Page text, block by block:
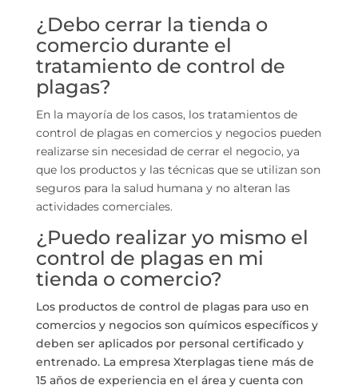
¿Debo cerrar la tienda o
comercio durante el
tratamiento de control de
plagas?
En la mayoría de los casos, los tratamientos de
control de plagas en comercios y negocios pueden
realizarse sin necesidad de cerrar el negocio, ya
que los productos y las técnicas que se utilizan son
seguros para la salud humana y no alteran las
actividades comerciales.
¿Puedo realizar yo mismo el
control de plagas en mi
tienda o comercio?
Los productos de control de plagas para uso en
comercios y negocios son químicos específicos y
deben ser aplicados por personal certificado y
entrenado. La empresa Xterplagas tiene más de
15 años de experiencia en el área y cuenta con